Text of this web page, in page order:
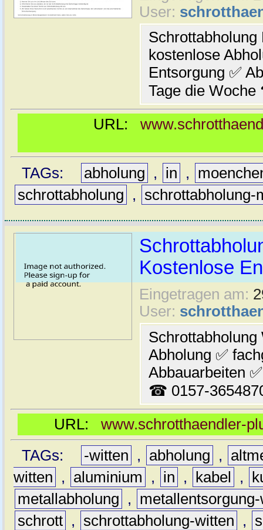
User:
Schrottabholung
kostenlose
Entsorgung ✅
Tage die
URL:
TAGs: abholung , in ,
schrottabholung
, schrottabholung-
Kostenlose
Eingetragen am:
User:
Schrottabholung
Abholung ✅
Abbauarbeiten
☎ 0157-
URL: www.schrotthaendler-
TAGs:
-witten , abholung ,
witten
, aluminium , in , kabel ,
metallabholung
,
schrott , schrottabholung-witten ,